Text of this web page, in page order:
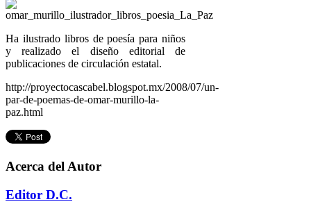
Ha ilustrado libros de poesía para niños
y realizado el diseño editorial de
publicaciones de circulación estatal.
http://proyectocascabel.blogspot.mx/2008/07/un-
par-de-poemas-de-omar-murillo-la-
paz.html
Acerca del Autor
Editor D.C.